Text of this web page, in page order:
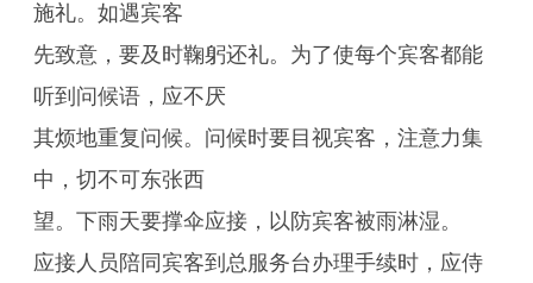
施礼。如遇宾客
先致意，要及时鞠躬还礼。为了使每个宾客都能
听到问候语，应不厌
其烦地重复问候。问候时要目视宾客，注意力集
中，切不可东张西
望。下雨天要撑伞应接，以防宾客被雨淋湿。
应接人员陪同宾客到总服务台办理手续时，应侍